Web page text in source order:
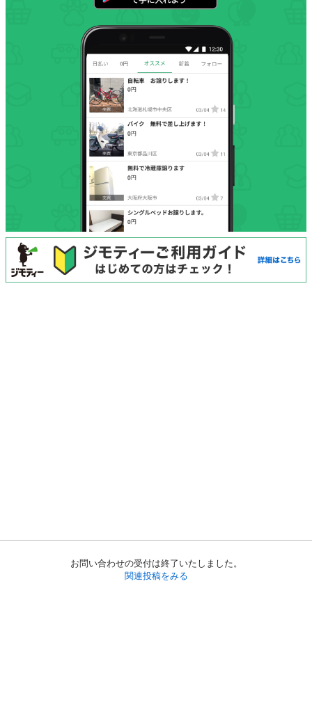
お問い合わせの受付は終了いたしました。
関連投稿をみる